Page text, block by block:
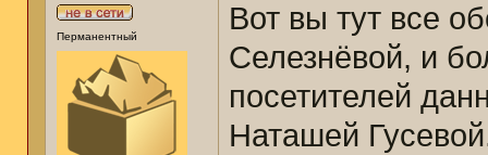
Перманентный
Вот вы тут все
Селезнёвой, и
посетителей
Наташей